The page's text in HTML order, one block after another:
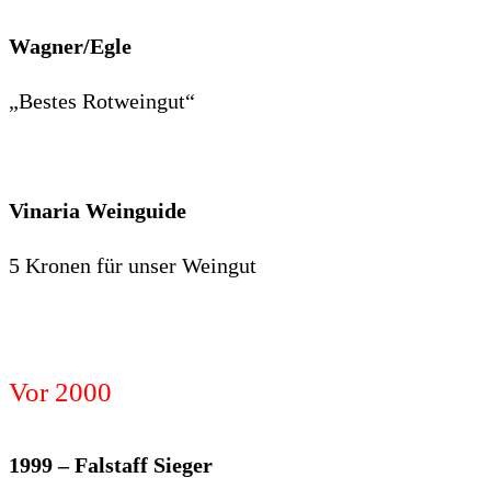
Wagner/Egle
„Bestes Rotweingut“
Vinaria Weinguide
5 Kronen für unser Weingut
Vor 2000
1999 – Falstaff Sieger